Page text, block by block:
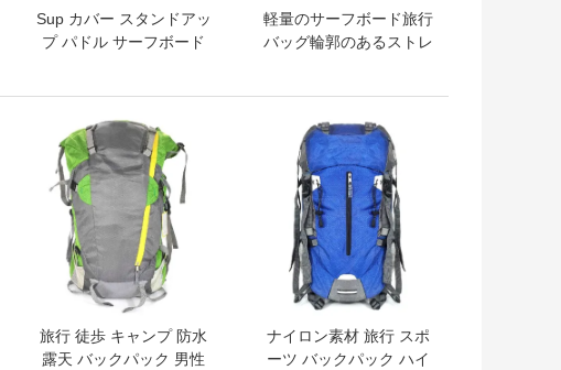
Sup カバー スタンドアッ
プ パドル サーフボード
軽量のサーフボード旅行
バッグ輪郭のあるストレ
旅行 徒歩 キャンプ 防水
露天 バックパック 男性
ベストプライス
ナイロン素材 旅行 スポ
ーツ バックパック ハイ
ベストプライス